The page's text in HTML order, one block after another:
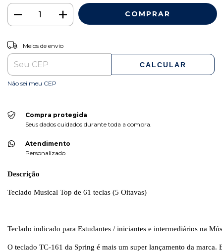
Entregas para o CEP:
Meios de envio
CALCULAR
Não sei meu CEP
Compra protegida
Seus dados cuidados durante toda a compra.
Atendimento
Personalizado
Descrição
Teclado Musical Top de 61 teclas (5 Oitavas)
Teclado indicado para Estudantes / iniciantes e intermediários na
O teclado TC-161 da Spring é mais um super lançamento da marca.